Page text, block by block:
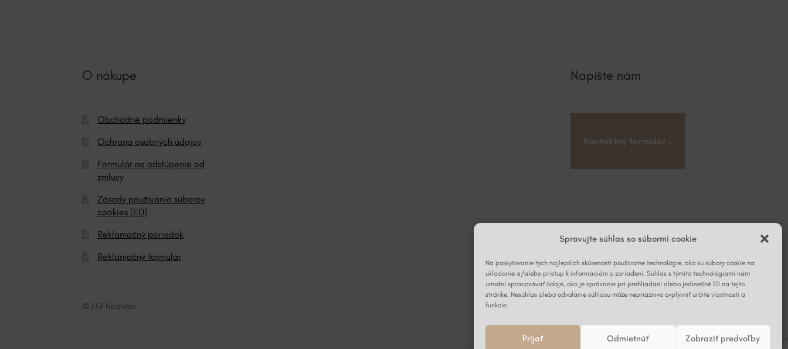
Spravujte súhlas so súbormi cookie
Na poskytovanie tých najlepších skúseností používame technológie, ako sú súbory cookie na
ukladanie a/alebo prístup k informáciám o zariadení. Súhlas s týmito technológiami nám
umožní spracovávať údaje, ako je správanie pri prehliadaní alebo jedinečné ID na tejto
stránke. Nesúhlas alebo odvolanie súhlasu môže nepriaznivo ovplyvniť určité vlastnosti a
funkcie.
Prijať Odmietnúť Zobraziť predvoľby
e
O nákupe
Obchodné podmienky
Ochrana osobných údajov
Formulár na odstúpenie od
zmluvy
Zásady používania súborov
cookies (EÚ)
Reklamačný poriadok
Reklamačný formulár
© ĽG hodváb
Napíšte nám
Kontaktný formulár ›